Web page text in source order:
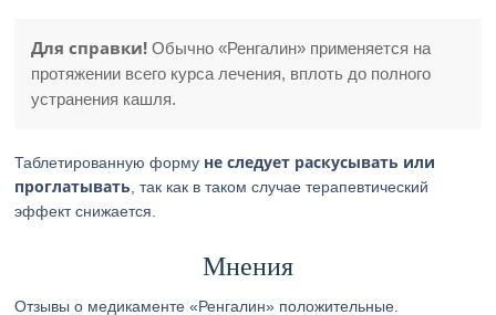
Для справки! Обычно «Ренгалин» применяется на
протяжении всего курса лечения, вплоть до полного
устранения кашля.
Таблетированную форму не следует раскусывать или
проглатывать , так как в таком случае терапевтический
эффект снижается.
Мнения
Отзывы о медикаменте «Ренгалин» положительные.